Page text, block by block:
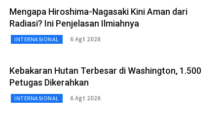
Mengapa Hiroshima-Nagasaki Kini Aman dari
Radiasi? Ini Penjelasan Ilmiahnya
INTERNASIONAL 6 Agt 2026
Kebakaran Hutan Terbesar di Washington, 1.500
Petugas Dikerahkan
INTERNASIONAL 6 Agt 2026